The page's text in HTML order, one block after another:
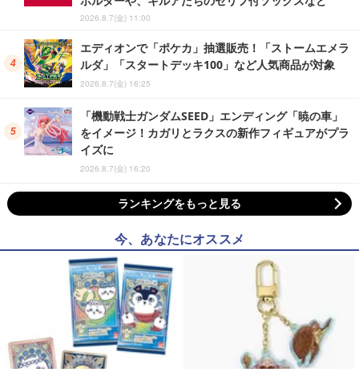
2026.8.7(金) 11:00
エディオンで「ポケカ」抽選販売！「ストームエメラ
ルダ」「スタートデッキ100」など人気商品が対象
2026.8.7(金) 16:25
「機動戦士ガンダムSEED」エンディング「暁の車」
をイメージ！カガリとラクスの新作フィギュアがプラ
イズに
2026.8.7(金) 16:20
ランキングをもっと見る
今、あなたにオススメ